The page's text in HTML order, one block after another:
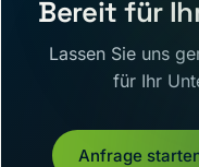
Bereit für
Lassen Sie uns
für Ihr
Anfrage